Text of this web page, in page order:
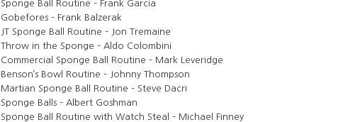
Sponge Ball Routine – Frank Garcia
Gobefores – Frank Balzerak
JT Sponge Ball Routine – Jon Tremaine
Throw in the Sponge – Aldo Colombini
Commercial Sponge Ball Routine – Mark Leveridge
Benson’s Bowl Routine – Johnny Thompson
Martian Sponge Ball Routine – Steve Dacri
Sponge Balls – Albert Goshman
Sponge Ball Routine with Watch Steal – Michael Finney